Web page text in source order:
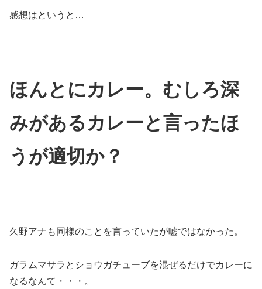
感想はというと…
ほんとにカレー。むしろ深
みがあるカレーと言ったほ
うが適切か？
久野アナも同様のことを言っていたが嘘ではなかった。
ガラムマサラとショウガチューブを混ぜるだけでカレーに
なるなんて・・・。